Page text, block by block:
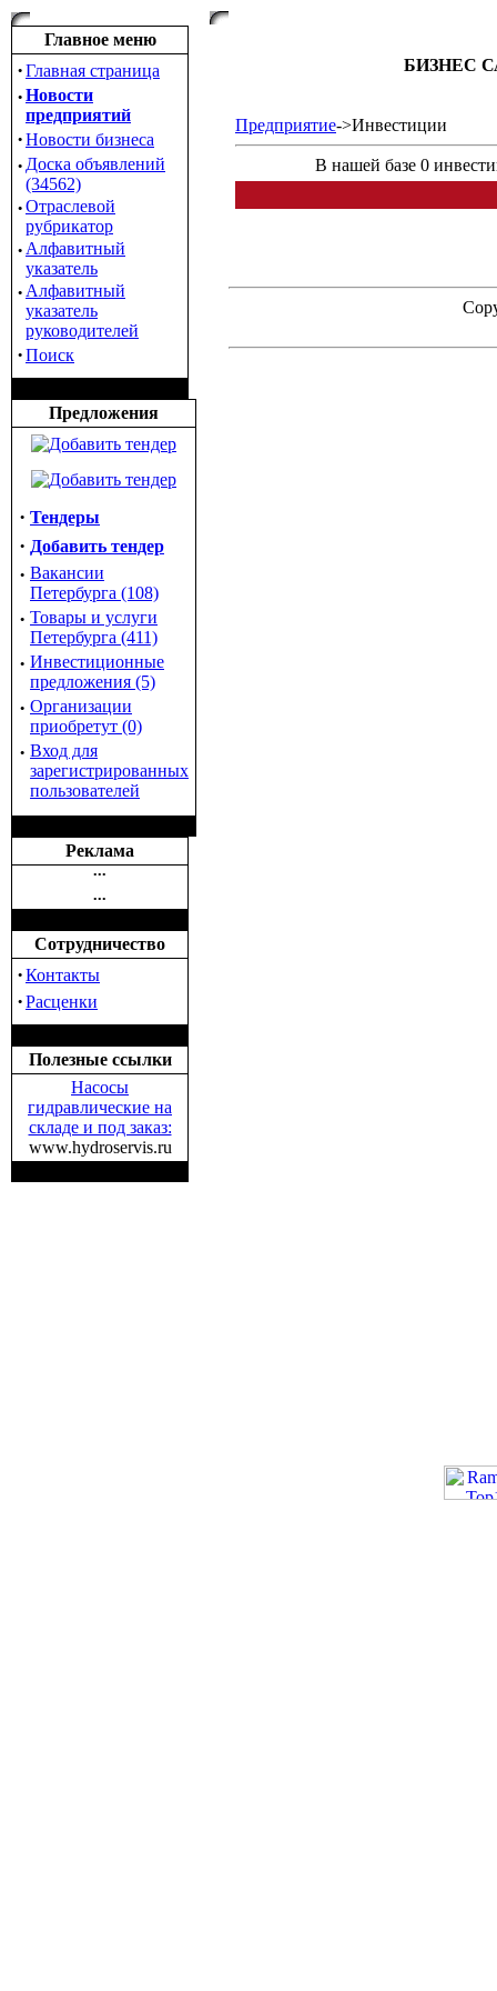
Главное меню
·Главная страница
·Новости
предприятий
·Новости бизнеса
· Доска объявлений
(34562)
·Отраслевой
рубрикатор
· Алфавитный
указатель
· Алфавитный
указатель
руководителей
·Поиск
Предложения
· Тендеры
· Добавить тендер
· Вакансии
Петербурга (108)
· Товары и услуги
Петербурга (411)
· Инвестиционные
предложения (5)
· Организации
приобретут (0)
· Вход для
зарегистрированных
пользователей
Реклама
•••
•••
Сотрудничество
·Контакты
·Расценки
Полезные ссылки
Насосы
гидравлические на
складе и под заказ:
www.hydroservis.ru
БИЗНЕС
Предприятие->Инвестиции
В нашей базе 0